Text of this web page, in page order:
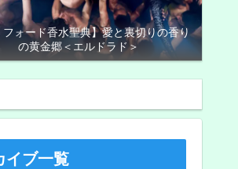
フォード香水聖典】愛と裏切りの香り
の黄金郷＜エルドラド＞
イブ一覧